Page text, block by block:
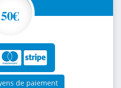
50€
de paiement